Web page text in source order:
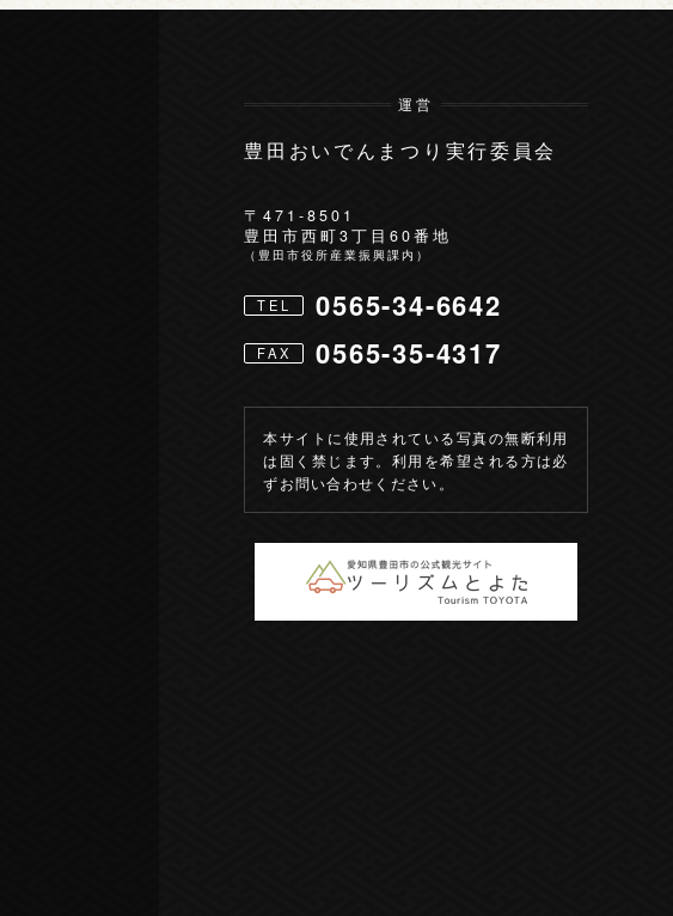
運営
豊田おいでんまつり実行委員会
〒471-8501
豊田市西町3丁目60番地
（豊田市役所産業振興課内）
TEL 0565-34-6642
FAX 0565-35-4317
本サイトに使用されている写真の無断利用
は固く禁じます。利用を希望される方は必
ずお問い合わせください。